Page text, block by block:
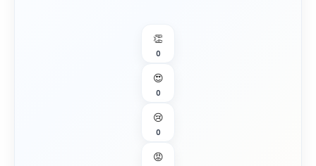
👏
0
😍
0
😢
0
😡